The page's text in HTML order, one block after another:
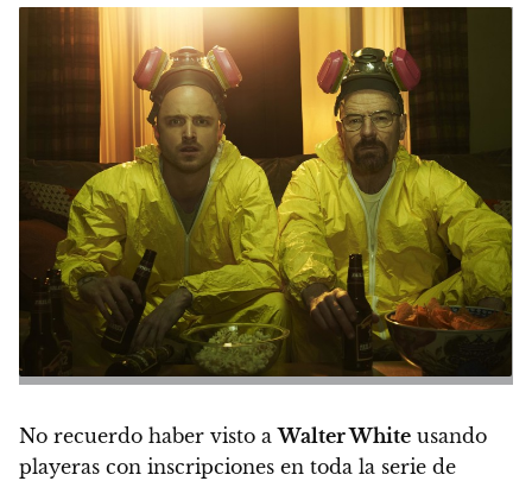
No recuerdo haber visto aWalter White usando
playeras con inscripciones en toda la serie de